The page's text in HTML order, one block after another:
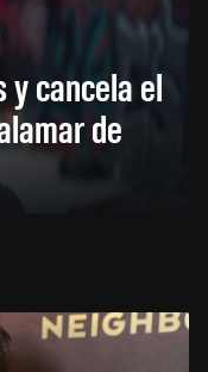
cancela el
de